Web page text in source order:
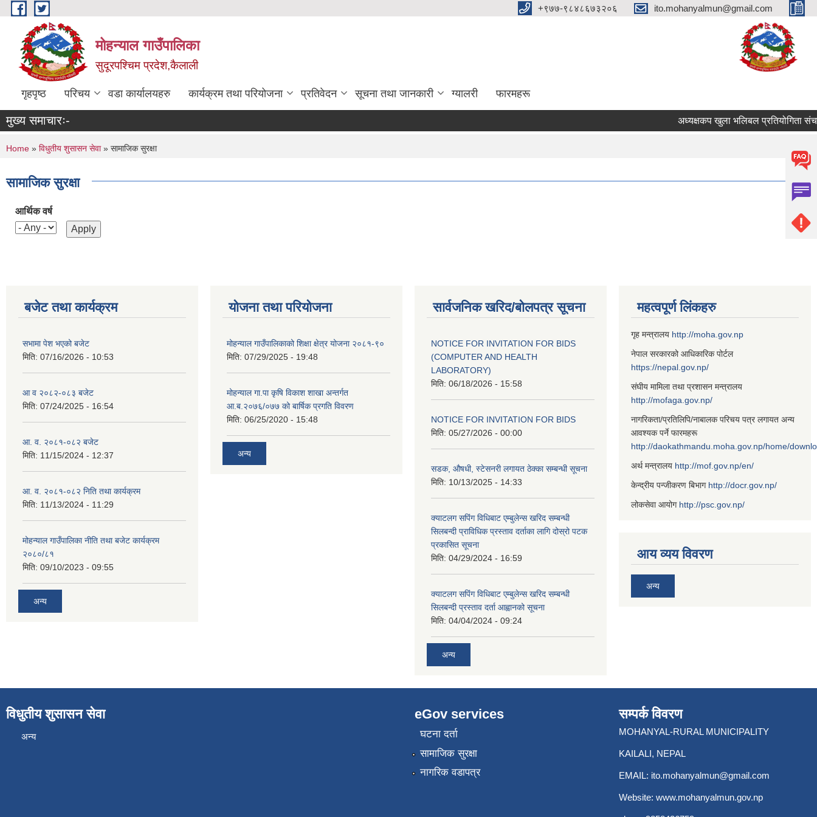
Skip to main content +९७७-९८४८६७३२०६ ito.mohanyalmun@gmail.com
मोहन्याल गाउँपालिका
सुदूरपश्चिम प्रदेश,कैलाली
गृहपृष्ठ परिचय वडा कार्यालयहरु कार्यक्रम तथा परियोजना प्रतिवेदन सूचना तथा जानकारी ग्यालरी फारमहरू
मुख्य समाचारः- अध्यक्षकप खुला भलिबल प्रतियोगिता
You are here
Home » विधुतीय शुसासन सेवा» सामाजिक सुरक्षा
सामाजिक सुरक्षा
आर्थिक वर्ष
बजेट तथा कार्यक्रम
सभामा पेश भएको बजेट
मिति: 07/16/2026 - 10:53
आ व २०८२-०८३ बजेट
मिति: 07/24/2025 - 16:54
आ. व. २०८१-०८२ बजेट
मिति: 11/15/2024 - 12:37
आ. व. २०८१-०८२ निति तथा कार्यक्रम
मिति: 11/13/2024 - 11:29
मोहन्याल गाउँपालिका नीति तथा बजेट कार्यक्रम
२०८०/८१
मिति: 09/10/2023 - 09:55
अन्य
योजना तथा परियोजना
मोहन्याल गाउँपालिकाको शिक्षा क्षेत्र योजना २०८१-९०
मिति: 07/29/2025 - 19:48
मोहन्याल गा.पा कृषि विकाश शाखा अन्तर्गत
आ.ब.२०७६/०७७ को बार्षिक प्रगति विवरण
मिति: 06/25/2020 - 15:48
अन्य
सार्वजनिक खरिद/बोलपत्र सूचना
NOTICE FOR INVITATION FOR BIDS
(COMPUTER AND HEALTH
LABORATORY)
मिति: 06/18/2026 - 15:58
NOTICE FOR INVITATION FOR BIDS
मिति: 05/27/2026 - 00:00
सडक, औषधी, स्टेसनरी लगायत ठेक्का सम्बन्धी सूचना
मिति: 10/13/2025 - 14:33
क्याटलग सपिंग विधिबाट एम्बुलेन्स खरिद सम्बन्धी
सिलबन्दी प्राविधिक प्रस्ताव दर्ताका लागि दोस्रो पटक
प्रकासित सूचना
मिति: 04/29/2024 - 16:59
क्याटलग सपिंग विधिबाट एम्बुलेन्स खरिद सम्बन्धी
सिलबन्दी प्रस्ताव दर्ता आह्वानको सूचना
मिति: 04/04/2024 - 09:24
अन्य
महत्वपूर्ण लिंकहरु
गृह मन्त्रालय http://moha.gov.np
नेपाल सरकारको आधिकारिक पोर्टल
https://nepal.gov.np/
संघीय मामिला तथा प्रशासन मन्त्रालय
http://mofaga.gov.np/
नागरिकता/प्रतिलिपि/नाबालक परिचय पत्र लगायत अन्य
आवश्यक पर्ने फारमहरू
http://daokathmandu.moha.gov.np/home/
अर्थ मन्त्रालय http://mof.gov.np/en/
केन्द्रीय पन्जीकरण बिभाग http://docr.gov.np/
लोकसेवा आयोग http://psc.gov.np/
आय व्यय विवरण
अन्य
विधुतीय शुसासन सेवा
अन्य
eGov services
घटना दर्ता
सामाजिक सुरक्षा
नागरिक वडापत्र
सम्पर्क विवरण
MOHANYAL-RURAL MUNICIPALITY
KAILALI, NEPAL
EMAIL: ito.mohanyalmun@gmail.com
Website: www.mohanyalmun.gov.np